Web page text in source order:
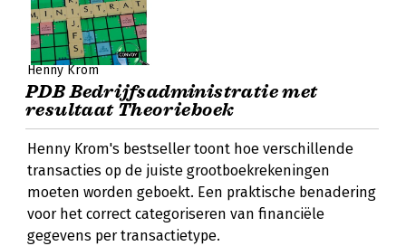
Henny Krom
PDB Bedrijfsadministratie met
resultaat Theorieboek
Henny Krom's bestseller toont hoe verschillende
transacties op de juiste grootboekrekeningen
moeten worden geboekt. Een praktische benadering
voor het correct categoriseren van financiële
gegevens per transactietype.